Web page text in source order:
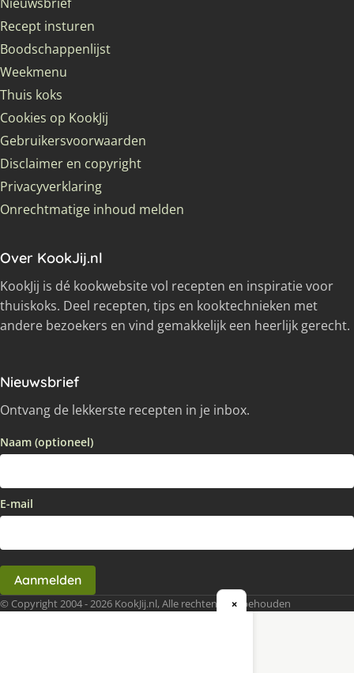
Recept insturen
Boodschappenlijst
Weekmenu
Thuis koks
Cookies op KookJij
Gebruikersvoorwaarden
Disclaimer en copyright
Privacyverklaring
Onrechtmatige inhoud melden
Over KookJij.nl
KookJij is dé kookwebsite vol recepten en inspiratie voor
thuiskoks. Deel recepten, tips en kooktechnieken met
andere bezoekers en vind gemakkelijk een heerlijk gerecht.
Nieuwsbrief
Ontvang de lekkerste recepten in je inbox.
Naam (optioneel)
E-mail
Aanmelden
© Copyright 2004 - 2026 KookJij.nl, Alle rechten voorbehouden
×